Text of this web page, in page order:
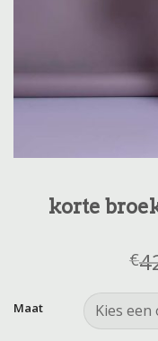
korte
€
Maat